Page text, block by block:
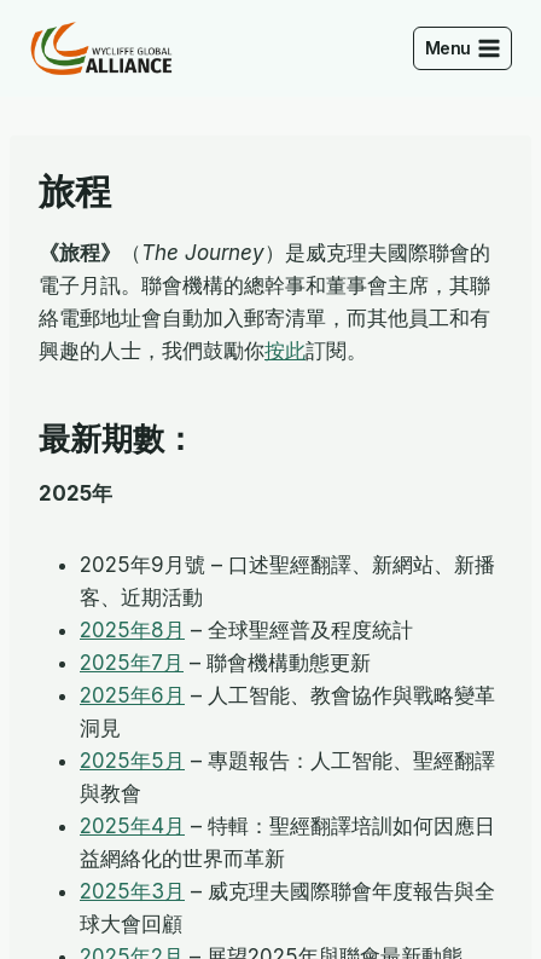
content
Menu
旅程
《旅程》 （ The Journey）是威克理夫國際聯會的
電子月訊。聯會機構的總幹事和董事會主席，其聯
絡電郵地址會自動加入郵寄清單，而其他員工和有
興趣的人士，我們鼓勵你按此訂閱。
最新期數：
2025年
2025年9月號 – 口述聖經翻譯、新網站、新播
客、近期活動
2025年8月 – 全球聖經普及程度統計
2025年7月 – 聯會機構動態更新
2025年6月 – 人工智能、教會協作與戰略變革
洞見
2025年5月 – 專題報告：人工智能、聖經翻譯
與教會
2025年4月 – 特輯：聖經翻譯培訓如何因應日
益網絡化的世界而革新
2025年3月 – 威克理夫國際聯會年度報告與全
球大會回顧